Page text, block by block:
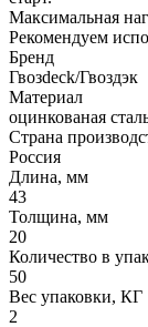
Максимальная
Рекомендуем
Бренд
Гвозdeck/Гвоздэк
Материал
оцинкованая
Страна
Россия
Длина, мм
43
Толщина, мм
20
Количество в
50
Вес упаковки, КГ
2